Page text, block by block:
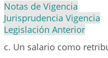
Notas de Vigencia
Jurisprudencia Vigencia
Legislación Anterior
c. Un salario como